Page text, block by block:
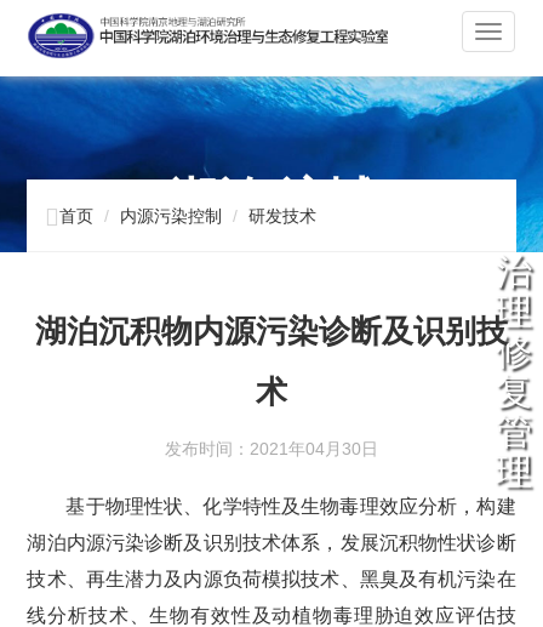
切
换
导
湖泊 流域
治
理
修
复
管
理
首页 内源污染控制 研发技术
湖泊沉积物内源污染诊断及识别技
术
发布时间：2021年04月30日
基于物理性状、化学特性及生物毒理效应分析，构建
湖泊内源污染诊断及识别技术体系，发展沉积物性状诊断
技术、再生潜力及内源负荷模拟技术、黑臭及有机污染在
线分析技术、生物有效性及动植物毒理胁迫效应评估技